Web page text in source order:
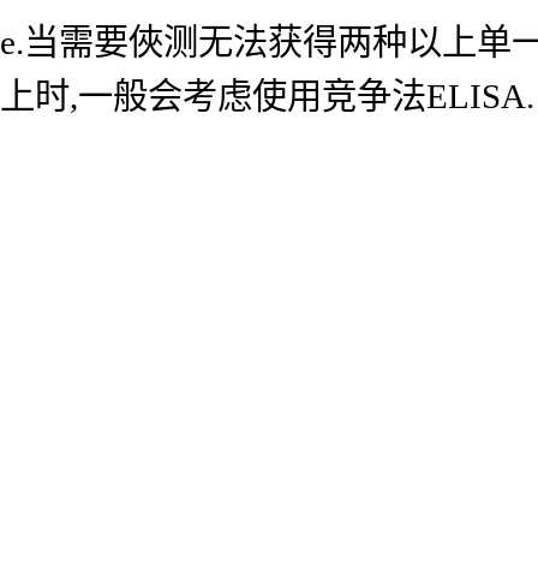
e.当需要俠测无法获得两种以上单
上时,一般会考虑使用竞争法ELISA.